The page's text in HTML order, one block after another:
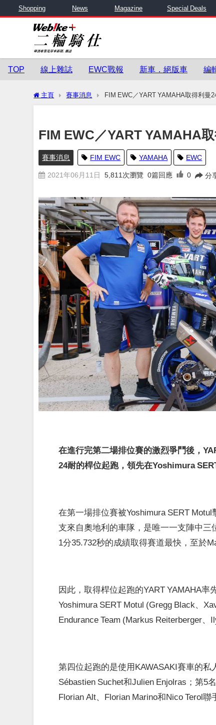
Shopping News Magazine Special Deals
TOP 線上雜誌 EWC戰報 新車．絕版車 編
主頁 賽事消息 FIM EWC／YART YAMAHA取得利曼
FIM EWC／YART YAMAHA
賽事消息 FIM EWC YAMAHA EWC
2021年06月11日 5,811 次瀏覽 0篇回應 0 分
在進行完第二場排位賽的激烈爭鬥後，
24耐的桿位起跑，領先在Yoshimura
在第一場排位賽被Yoshimura SERT
支來自奧地利的車隊，是唯一一支陣中三
1分35.732秒的成績取得賽道最快，至於
因此，取得桿位起跑的YART YAMAHA
Yoshimura SERT Motul (Gregg Black、
Endurance Team (Markus Reiterberger、
第四位起跑的是使用KAWASAKI賽車的私
Sébastien Suchet和Julien Enjolras；第5
Florian Alt、Florian Marino和Nico Terol聯